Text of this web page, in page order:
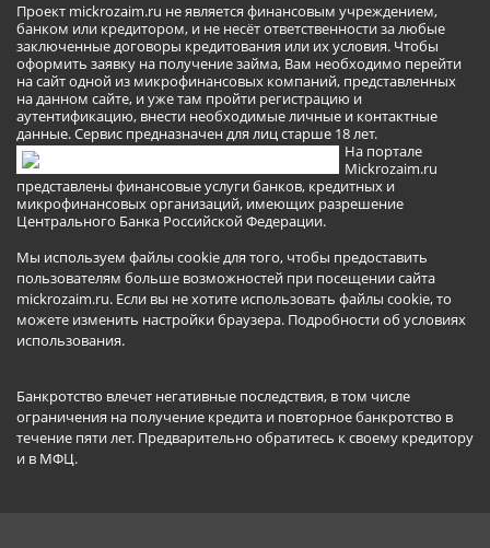
Проект mickrozaim.ru не является финансовым учреждением,
банком или кредитором, и не несёт ответственности за любые
заключенные договоры кредитования или их условия. Чтобы
оформить заявку на получение займа, Вам необходимо перейти
на сайт одной из микрофинансовых компаний, представленных
на данном сайте, и уже там пройти регистрацию и
аутентификацию, внести необходимые личные и контактные
данные. Сервис предназначен для лиц старше 18 лет.
На портале
Mickrozaim.ru
представлены финансовые услуги банков, кредитных и
микрофинансовых организаций, имеющих разрешение
Центрального Банка Российской Федерации.
Мы используем файлы cookie для того, чтобы предоставить
пользователям больше возможностей при посещении сайта
mickrozaim.ru. Если вы не хотите использовать файлы cookie, то
можете изменить настройки браузера. Подробности об условиях
использования.
Банкротство влечет негативные последствия, в том числе
ограничения на получение кредита и повторное банкротство в
течение пяти лет. Предварительно обратитесь к своему кредитору
и в МФЦ.